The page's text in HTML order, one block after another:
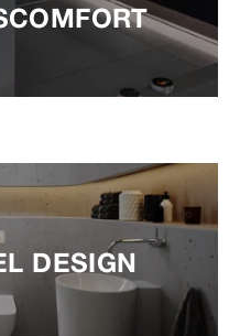
DESIGN